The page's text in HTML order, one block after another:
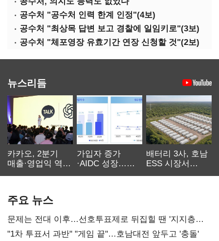
공수처 "공수처 인력 한계 인정"(4보)
공수처 "최상목 답변 보고 경찰에 일임키로"(3보)
공수처 "체포영장 유효기간 연장 신청할 것"(2보)
뉴스리듬
카카오, 2분기
매출·영업익 역대
가입자 증가
·AIDC 성장…
배터리 3사, 호남
ESS 시장서
주요 뉴스
문제는 전대 이후…선호투표제로 뒤집힐 땐 '지지층
불복'
"1차 투표서 과반" "게임 끝"…호남대전 앞두고 '충돌'